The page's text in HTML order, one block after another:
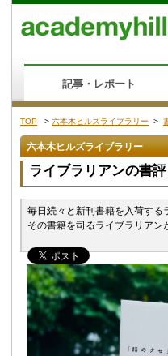
記事・レポート
TOP > 六本木ヒルズライブラリー >
六本木ヒルズライブラリー
ライブラリアンの書
毎日続々と新刊書籍を入荷する
その書籍を司るライブラリアン